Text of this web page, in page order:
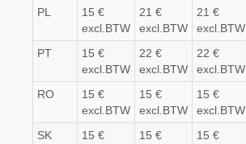
PL
15 €
excl.BTW
21 €
excl.BTW
21 €
excl.BTW
PT
15 €
excl.BTW
22 €
excl.BTW
22 €
excl.BTW
RO
15 €
excl.BTW
15 €
excl.BTW
15 €
excl.BTW
SK
15 €
15 €
15 €